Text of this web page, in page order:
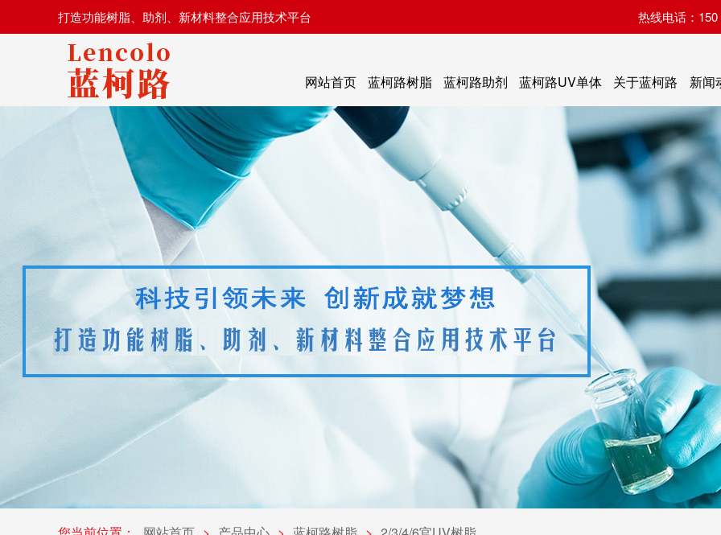
打造功能树脂、助剂、新材料整合应用技术平台 热线电话：
网站首页 蓝柯路树脂 蓝柯路助剂 蓝柯路UV单体 关于蓝柯路 新闻